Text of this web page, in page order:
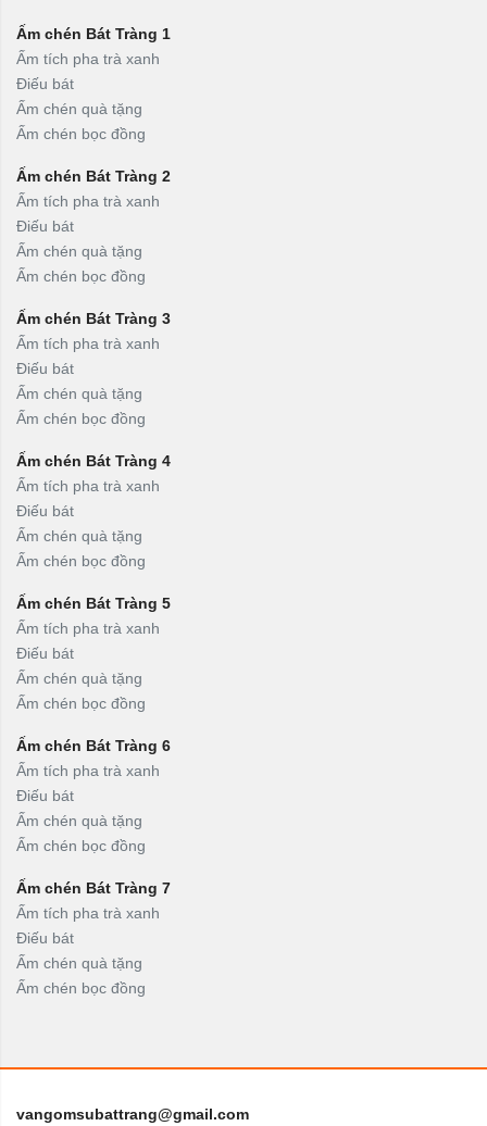
Ấm chén Bát Tràng 1
Ấm tích pha trà xanh
Điếu bát
Ấm chén quà tặng
Ấm chén bọc đồng
Ấm chén Bát Tràng 2
Ấm tích pha trà xanh
Điếu bát
Ấm chén quà tặng
Ấm chén bọc đồng
Ấm chén Bát Tràng 3
Ấm tích pha trà xanh
Điếu bát
Ấm chén quà tặng
Ấm chén bọc đồng
Ấm chén Bát Tràng 4
Ấm tích pha trà xanh
Điếu bát
Ấm chén quà tặng
Ấm chén bọc đồng
Ấm chén Bát Tràng 5
Ấm tích pha trà xanh
Điếu bát
Ấm chén quà tặng
Ấm chén bọc đồng
Ấm chén Bát Tràng 6
Ấm tích pha trà xanh
Điếu bát
Ấm chén quà tặng
Ấm chén bọc đồng
Ấm chén Bát Tràng 7
Ấm tích pha trà xanh
Điếu bát
Ấm chén quà tặng
Ấm chén bọc đồng
vangomsubattrang@gmail.com